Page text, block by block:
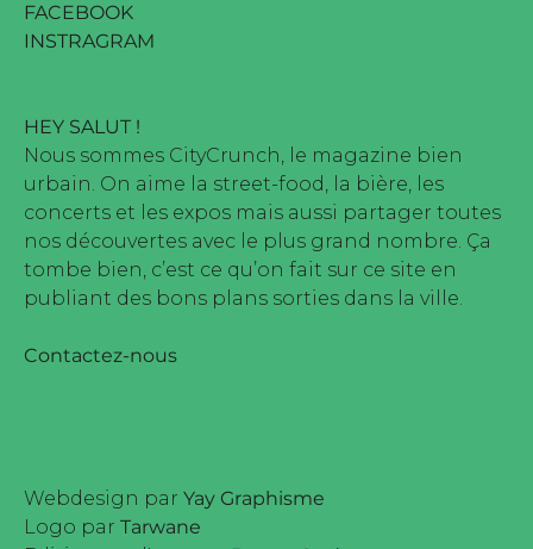
FACEBOOK
INSTRAGRAM
HEY SALUT !
Nous sommes CityCrunch, le magazine bien
urbain. On aime la street-food, la bière, les
concerts et les expos mais aussi partager toutes
nos découvertes avec le plus grand nombre. Ça
tombe bien, c’est ce qu’on fait sur ce site en
publiant des bons plans sorties dans la ville.
Contactez-nous
Webdesign par Yay Graphisme
Logo par Tarwane